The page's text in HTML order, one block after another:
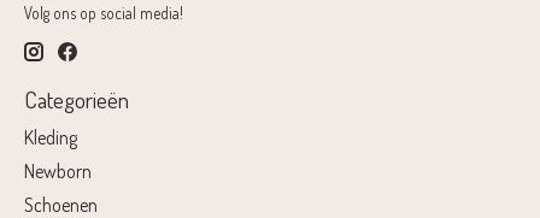
Volg ons op social media!
Categorieën
Kleding
Newborn
Schoenen